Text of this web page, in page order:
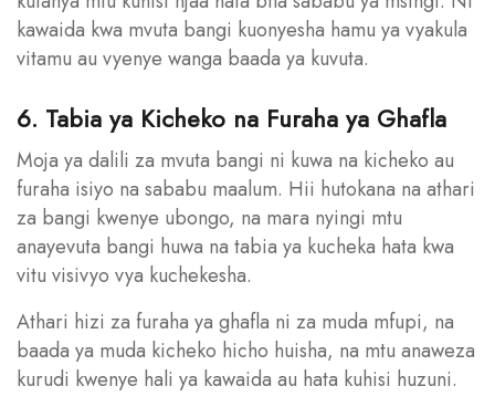
kawaida kwa mvuta bangi kuonyesha hamu ya vyakula
vitamu au vyenye wanga baada ya kuvuta.
6. Tabia ya Kicheko na Furaha ya Ghafla
Moja ya dalili za mvuta bangi ni kuwa na kicheko au
furaha isiyo na sababu maalum. Hii hutokana na athari
za bangi kwenye ubongo, na mara nyingi mtu
anayevuta bangi huwa na tabia ya kucheka hata kwa
vitu visivyo vya kuchekesha.
Athari hizi za furaha ya ghafla ni za muda mfupi, na
baada ya muda kicheko hicho huisha, na mtu anaweza
kurudi kwenye hali ya kawaida au hata kuhisi huzuni.